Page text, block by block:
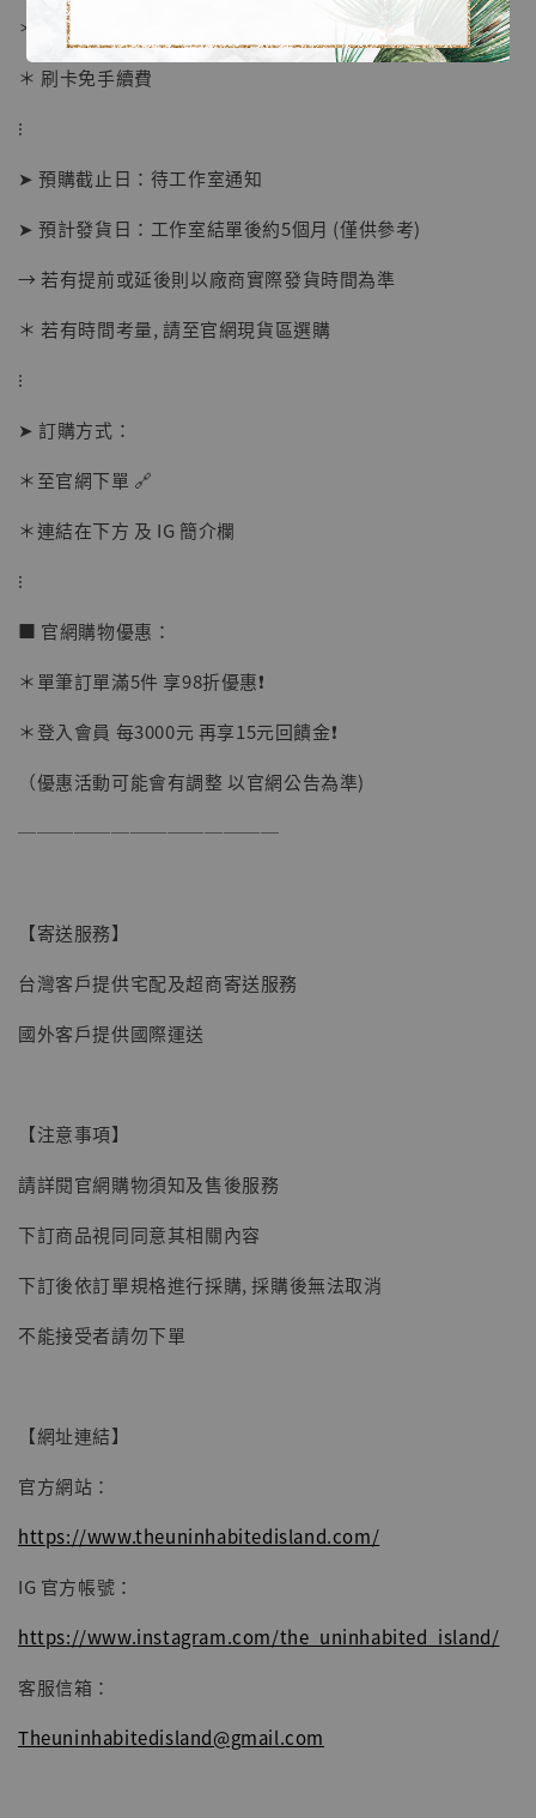
摩 [7STARS Studio]
NT$ 1,500
NT$ 1,870
【現貨】BJSTUDIO 1/6系列可動蒐藏人偶 讓
NT$ 5,300
＊ 國際運費另計
＊ 刷卡免手續費
⁝
➤ 預購截止日：待工作室通知
➤ 預計發貨日：工作室結單後約5個月 (僅供參考)
→ 若有提前或延後則以廠商實際發貨時間為準
＊ 若有時間考量, 請至官網現貨區選購
⁝
➤ 訂購方式：
＊至官網下單 🔗
＊連結在下方 及 IG 簡介欄
⁝
■ 官網購物優惠：
＊單筆訂單滿5件 享98折優惠❗️
＊登入會員 每3000元 再享15元回饋金❗️
（優惠活動可能會有調整 以官網公告為準)
──────────────
【寄送服務】
台灣客戶提供宅配及超商寄送服務
國外客戶提供國際運送
【注意事項】
請詳閱官網購物須知及售後服務
下訂商品視同同意其相關內容
下訂後依訂單規格進行採購, 採購後無法取消
不能接受者請勿下單
【網址連結】
官方網站：
https://www.theuninhabitedisland.com/
IG 官方帳號：
https://www.instagram.com/the_uninhabited_island/
客服信箱：
Theuninhabitedisland@gmail.com